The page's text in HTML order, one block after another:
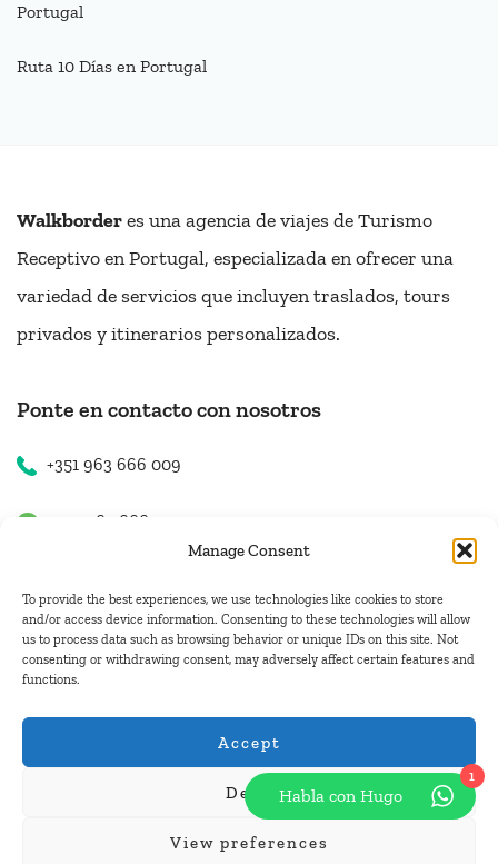
Manage Consent
To provide the best experiences, we use technologies like cookies to store
and/or access device information. Consenting to these technologies will allow
us to process data such as browsing behavior or unique IDs on this site. Not
consenting or withdrawing consent, may adversely affect certain features and
functions.
Accept
Deny
View preferences
Portugal
Ruta 10 Días en Portugal
Walkborderes una agencia de viajes de Turismo
Receptivo en Portugal, especializada en ofrecer una
variedad de servicios que incluyen traslados, tours
privados y itinerarios personalizados.
Ponte en contacto con nosotros
+351 963 666 009
+351 963 666 009
Contacto
1
Habla con Hugo